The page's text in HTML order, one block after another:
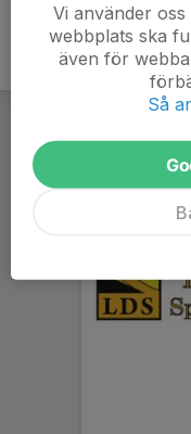
Vi använder
webbplats ska
även för
Så